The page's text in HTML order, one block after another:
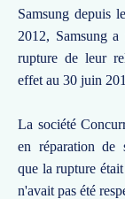
Samsung depuis
2012, Samsung
rupture de leur
effet au 30 juin
La société
en réparation de
que la rupture
n'avait pas été